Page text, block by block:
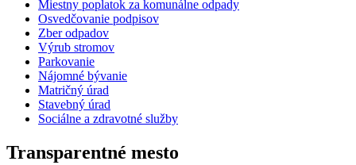
Miestny poplatok za komunálne odpady
Osvedčovanie podpisov
Zber odpadov
Výrub stromov
Parkovanie
Nájomné bývanie
Matričný úrad
Stavebný úrad
Sociálne a zdravotné služby
Transparentné mesto